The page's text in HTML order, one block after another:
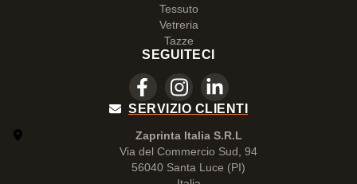
Tessuto
Vetreria
Tazze
SEGUITECI
SERVIZIO CLIENTI
Zaprinta Italia S.R.L
Via del Commercio Sud, 94
56040 Santa Luce (PI)